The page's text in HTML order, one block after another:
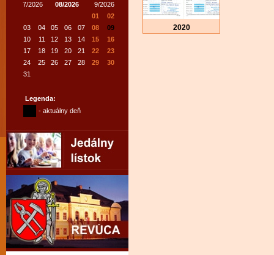
7/2026 08/2026
9/2026
01
02
03
04 05 06 07 08
09
10
11 12 13 14 15
16
17
18 19 20 21 22
23
24
25 26 27 28 29
30
31
Legenda:
- aktuálny deň
2020